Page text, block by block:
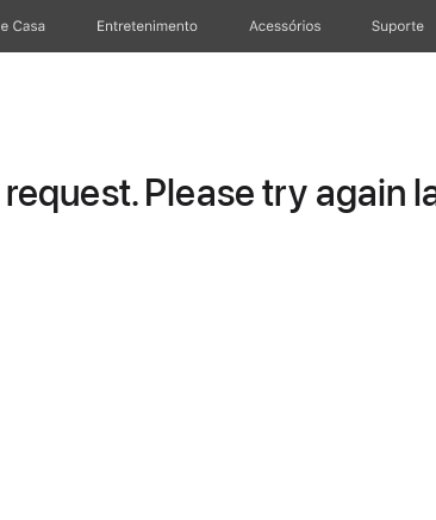
Casa Entretenimento Acessórios Suporte
Please try again